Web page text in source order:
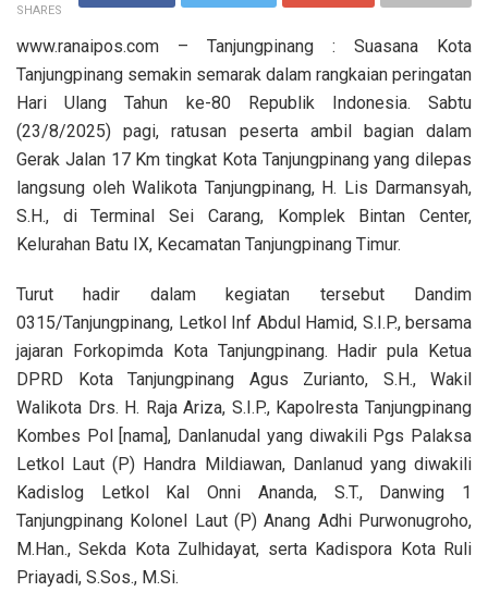
SHARES
www.ranaipos.com – Tanjungpinang : Suasana Kota
Tanjungpinang semakin semarak dalam rangkaian peringatan
Hari Ulang Tahun ke-80 Republik Indonesia. Sabtu
(23/8/2025) pagi, ratusan peserta ambil bagian dalam
Gerak Jalan 17 Km tingkat Kota Tanjungpinang yang dilepas
langsung oleh Walikota Tanjungpinang, H. Lis Darmansyah,
S.H., di Terminal Sei Carang, Komplek Bintan Center,
Kelurahan Batu IX, Kecamatan Tanjungpinang Timur.
Turut hadir dalam kegiatan tersebut Dandim
0315/Tanjungpinang, Letkol Inf Abdul Hamid, S.I.P., bersama
jajaran Forkopimda Kota Tanjungpinang. Hadir pula Ketua
DPRD Kota Tanjungpinang Agus Zurianto, S.H., Wakil
Walikota Drs. H. Raja Ariza, S.I.P., Kapolresta Tanjungpinang
Kombes Pol [nama], Danlanudal yang diwakili Pgs Palaksa
Letkol Laut (P) Handra Mildiawan, Danlanud yang diwakili
Kadislog Letkol Kal Onni Ananda, S.T., Danwing 1
Tanjungpinang Kolonel Laut (P) Anang Adhi Purwonugroho,
M.Han., Sekda Kota Zulhidayat, serta Kadispora Kota Ruli
Priayadi, S.Sos., M.Si.